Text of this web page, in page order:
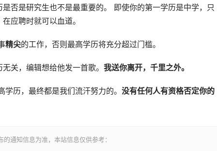
否是研究生也不是最重要的。 即使你的第一学历是中学，只
应聘时就可以血道。
精尖的工作，否则最高学历将充分超过门槛。
关，编辑想给他发一首歌。 我送你离开，千里之外。
历，最终都是我们流汗努力的。 没有任何人有资格否定你的
通知信息为准，本站信息仅供参考：